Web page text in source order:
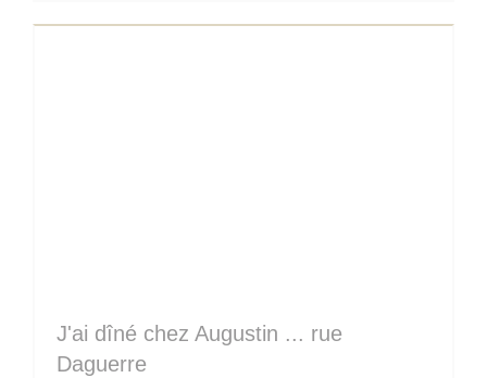
J'ai dîné chez Augustin ... rue
Daguerre